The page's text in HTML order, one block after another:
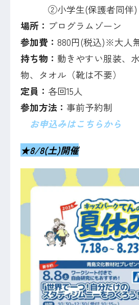
②小学生(保護者同伴)
場所： プログラムゾーン
参加費： 880円(税込)※大人
持ち物： 動きやすい服装、
物、タオル（靴は不要）
定員： 各回15人
参加方法： 事前予約制
お申込みはこちらから
★8/8(土)開催